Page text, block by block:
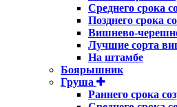
Среднего срока
Позднего срока
Вишнево-
Лучшие сорта
На штамбе
Боярышник
Груша
Раннего срока